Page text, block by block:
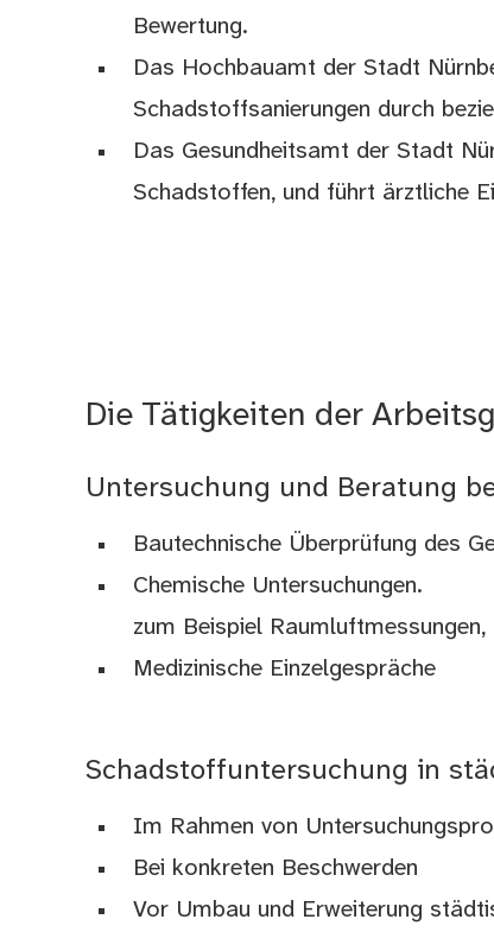
Bewertung.
Das Hochbauamt der Stadt
Schadstoffsanierungen durch
Das Gesundheitsamt der Stadt
Schadstoffen, und führt ärztliche
Die Tätigkeiten der
Untersuchung und Beratung
Bautechnische Überprüfung des
Chemische Untersuchungen.
zum Beispiel
Medizinische Einzelgespräche
Schadstoffuntersuchung in
Im Rahmen von
Bei konkreten Beschwerden
Vor Umbau und Erweiterung